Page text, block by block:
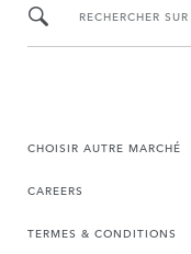
RECHERCHER
CHOISIR AUTRE MARCHÉ
CAREERS
TERMES & CONDITIONS